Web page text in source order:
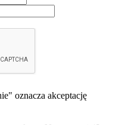
oznacza akceptację